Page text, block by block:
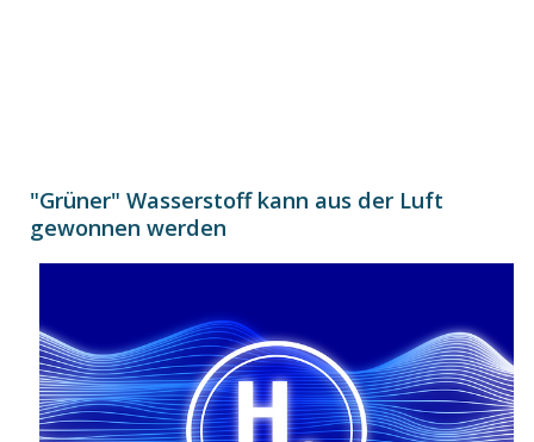
"Grüner" Wasserstoff kann aus der Luft
gewonnen werden